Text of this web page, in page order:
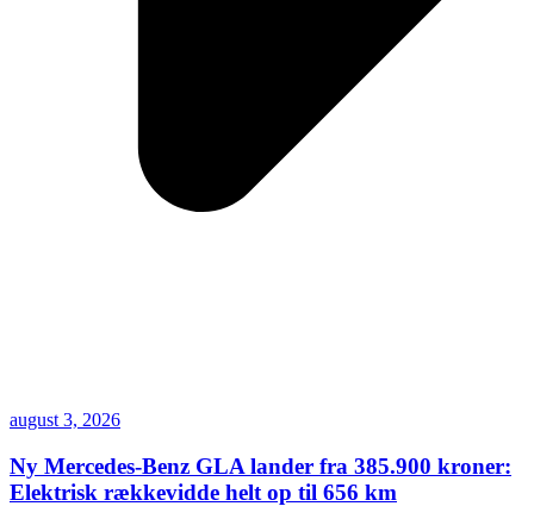
august 3, 2026
Ny Mercedes-Benz GLA lander fra 385.900 kroner:
Elektrisk rækkevidde helt op til 656 km